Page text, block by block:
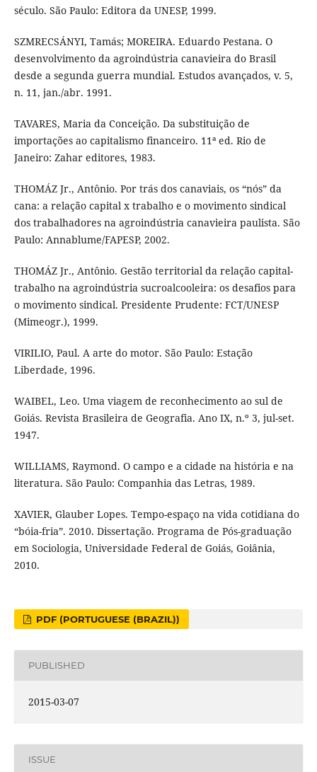
século. São Paulo: Editora da UNESP, 1999.
SZMRECSÁNYI, Tamás; MOREIRA. Eduardo Pestana. O
desenvolvimento da agroindústria canavieira do Brasil
desde a segunda guerra mundial. Estudos avançados, v. 5,
n. 11, jan./abr. 1991.
TAVARES, Maria da Conceição. Da substituição de
importações ao capitalismo financeiro. 11ª ed. Rio de
Janeiro: Zahar editores, 1983.
THOMÁZ Jr., Antônio. Por trás dos canaviais, os “nós” da
cana: a relação capital x trabalho e o movimento sindical
dos trabalhadores na agroindústria canavieira paulista. São
Paulo: Annablume/FAPESP, 2002.
THOMÁZ Jr., Antônio. Gestão territorial da relação capital-
trabalho na agroindústria sucroalcooleira: os desafios para
o movimento sindical. Presidente Prudente: FCT/UNESP
(Mimeogr.), 1999.
VIRILIO, Paul. A arte do motor. São Paulo: Estação
Liberdade, 1996.
WAIBEL, Leo. Uma viagem de reconhecimento ao sul de
Goiás. Revista Brasileira de Geografia. Ano IX, n.º 3, jul-set.
1947.
WILLIAMS, Raymond. O campo e a cidade na história e na
literatura. São Paulo: Companhia das Letras, 1989.
XAVIER, Glauber Lopes. Tempo-espaço na vida cotidiana do
“bóia-fria”. 2010. Dissertação. Programa de Pós-graduação
em Sociologia, Universidade Federal de Goiás, Goiânia,
2010.
PDF (PORTUGUESE (BRAZIL))
PUBLISHED
2015-03-07
ISSUE